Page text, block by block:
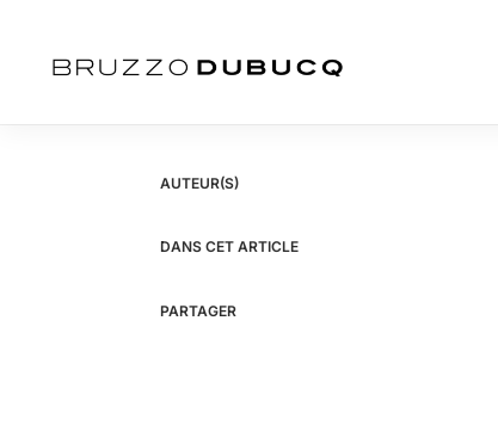
AUTEUR(S)
DANS CET ARTICLE
PARTAGER